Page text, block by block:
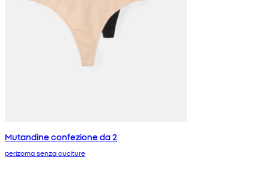
Mutandine confezione da 2
perizoma senza cuciture